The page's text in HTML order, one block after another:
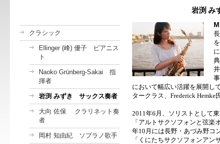
クラシック
Ellinger (峰) 優子 ピアニス
ト
Naoko Grünberg-Sakai 指
揮者
岩渕 みずき サックス奏者
大向 佐保 クラリネット奏
者
岡村 知由紀 ソプラノ歌手
岩渕 み
において幅広い活躍を展開し
タークラス、 Frederick Hemke
2011年6 月、ソリストとして
「アルトサクソフォンと弦
年10 月には長野・あづみ野コ
「くにたちサクソフォンアン